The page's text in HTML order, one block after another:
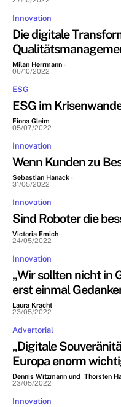
Innovation
Die digitale
Milan Herrmann -
06/10/2022
ESG
ESG im
Fiona Gleim -
05/07/2022
Innovation
Wenn Kunden zu
Sebastian Hanack -
31/05/2022
Innovation
Sind Roboter die
Victoria Emich -
24/05/2022
Innovation
„Wir sollten nicht in
erst einmal
Laura Kracht -
23/05/2022
Advertorial
„Digitale
Europa enorm
Dennis Witzmann und Thorsten
23/05/2022
Innovation